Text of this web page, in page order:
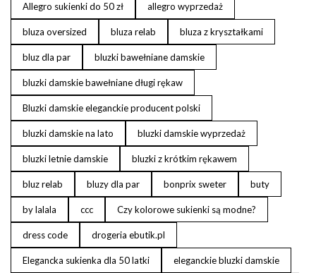
Allegro sukienki do 50 zł allegro wyprzedaż
bluza oversized bluza relab bluza z kryształkami
bluz dla par bluzki bawełniane damskie
bluzki damskie bawełniane długi rękaw
Bluzki damskie eleganckie producent polski
bluzki damskie na lato bluzki damskie wyprzedaż
bluzki letnie damskie bluzki z krótkim rękawem
bluz relab bluzy dla par bonprix sweter buty
by lalala ccc Czy kolorowe sukienki są modne?
dress code drogeria ebutik.pl
Elegancka sukienka dla 50 latki eleganckie bluzki damskie